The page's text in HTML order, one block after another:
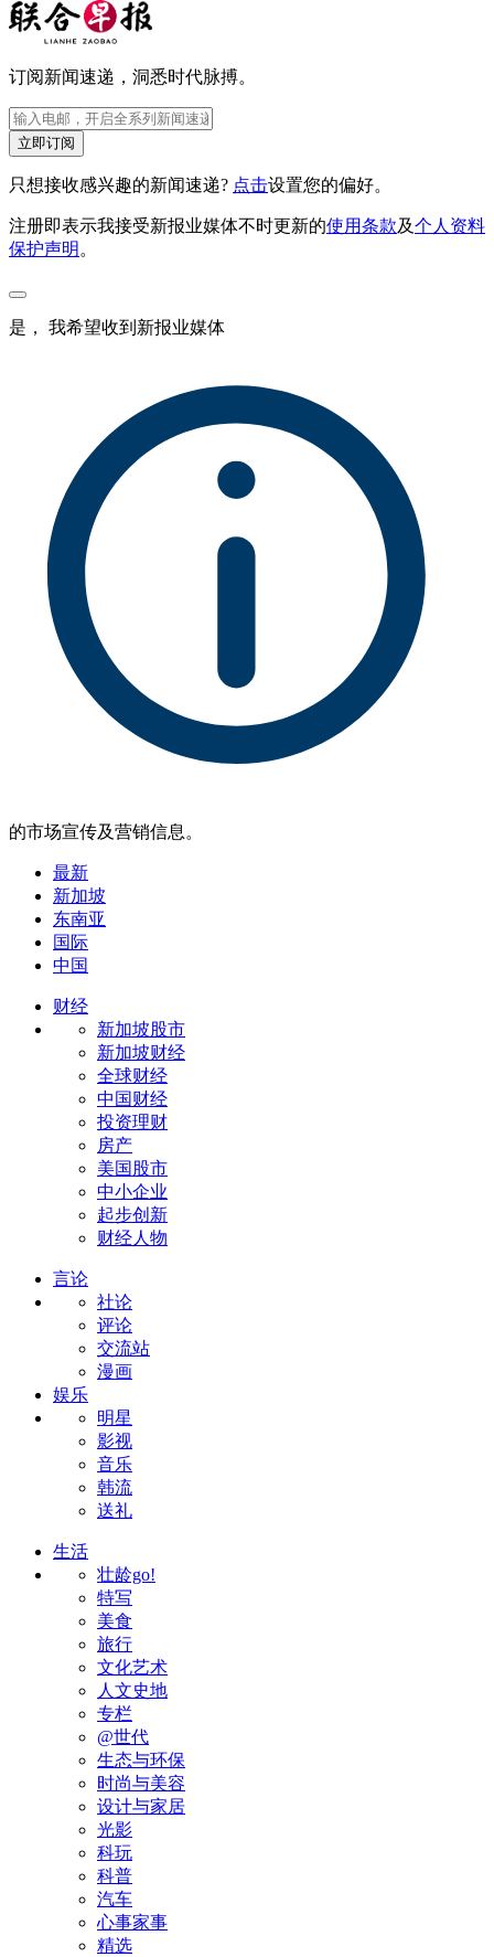
订阅新闻速递，洞悉时代脉搏。
立即订阅
只想接收感兴趣的新闻速递? 点击设置您的偏好。
注册即表示我接受新报业媒体不时更新的使用条款及个人资料
保护声明 。
是， 我希望收到新报业媒体
的市场宣传及营销信息。
最新
新加坡
东南亚
国际
中国
财经
新加坡股市
新加坡财经
全球财经
中国财经
投资理财
房产
美国股市
中小企业
起步创新
财经人物
言论
社论
评论
交流站
漫画
娱乐
明星
影视
音乐
韩流
送礼
生活
壮龄go!
特写
美食
旅行
文化艺术
人文史地
专栏
@世代
生态与环保
时尚与美容
设计与家居
光影
科玩
科普
汽车
心事家事
精选